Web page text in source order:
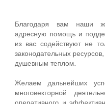
Благодаря вам наши
адресную помощь и
из вас содействуют не
законодательных
душевным теплом.
Желаем дальнейших
многовекторной